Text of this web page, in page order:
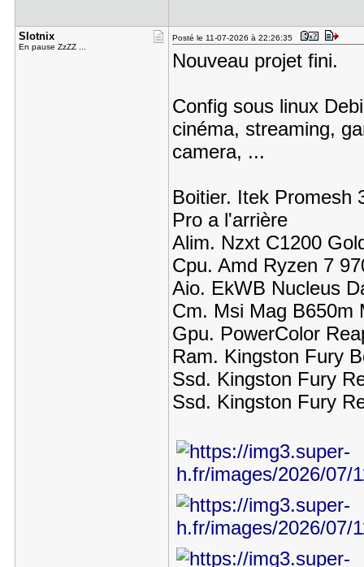
Slotnix
En pause ZzZZ ...
Posté le 11-07-2026 à 22:26:35
Nouveau projet fini.
Config sous linux
cinéma, streaming,
camera, ...
Boitier. Itek Promesh
Pro a l'arrière
Alim. Nzxt C1200
Cpu. Amd Ryzen 7
Aio. EkWB Nucleus
Cm. Msi Mag B650m
Gpu. PowerColor
Ram. Kingston Fury
Ssd. Kingston Fury
Ssd. Kingston Fury